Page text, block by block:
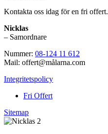
Kontakta oss idag för en fri offert.
Nicklas
– Samordnare
Nummer: 08-124 11 612
Mail: offert@målarna.com
Integritetspolicy
Fri Offert
Sitemap